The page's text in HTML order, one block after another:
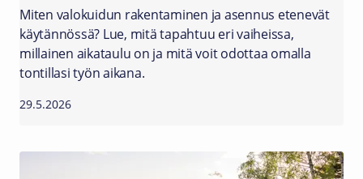
Miten valokuidun rakentaminen ja asennus etenevät
käytännössä? Lue, mitä tapahtuu eri vaiheissa,
millainen aikataulu on ja mitä voit odottaa omalla
tontillasi työn aikana.
29.5.2026